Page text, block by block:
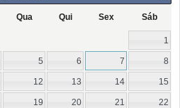
Qua Qui Sex Sáb
1
5 6 7 8
12 13 14 15
19 20 21 22